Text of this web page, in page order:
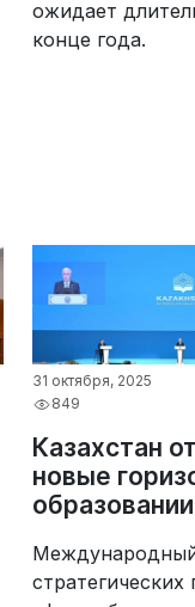
ожидает
конце года.
31 октября, 2025
849
Казахстан
новые
образовании